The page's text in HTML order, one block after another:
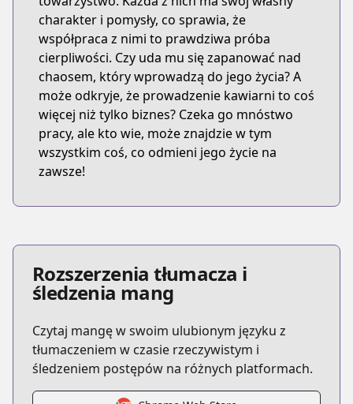
charakter i pomysły, co sprawia, że
współpraca z nimi to prawdziwa próba
cierpliwości. Czy uda mu się zapanować nad
chaosem, który wprowadzą do jego życia? A
może odkryje, że prowadzenie kawiarni to coś
więcej niż tylko biznes? Czeka go mnóstwo
pracy, ale kto wie, może znajdzie w tym
wszystkim coś, co odmieni jego życie na
zawsze!
Rozszerzenia tłumacza i
śledzenia mang
Czytaj mangę w swoim ulubionym języku z
tłumaczeniem w czasie rzeczywistym i
śledzeniem postępów na różnych platformach.